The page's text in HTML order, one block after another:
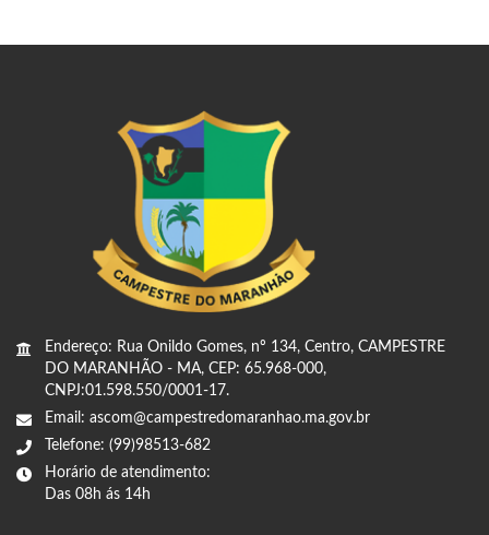
Endereço: Rua Onildo Gomes, nº 134, Centro, CAMPESTRE
DO MARANHÃO - MA, CEP: 65.968-000,
CNPJ:01.598.550/0001-17.
Email: ascom@campestredomaranhao.ma.gov.br
Telefone: (99)98513-682
Horário de atendimento:
Das 08h ás 14h